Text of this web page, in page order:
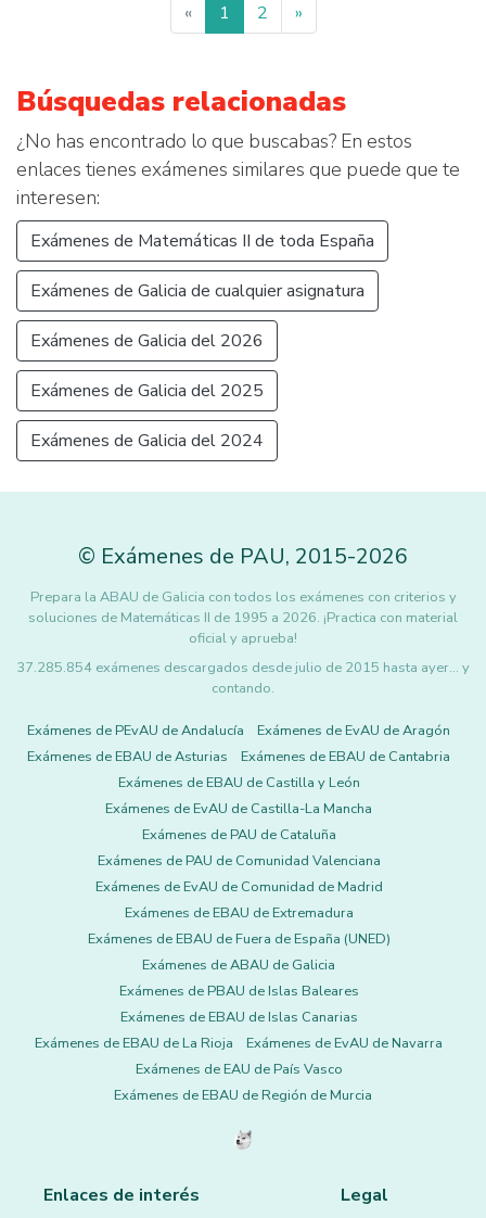
« 1 2 »
Búsquedas relacionadas
¿No has encontrado lo que buscabas? En estos
enlaces tienes exámenes similares que puede que te
interesen:
Exámenes de Matemáticas II de toda España
Exámenes de Galicia de cualquier asignatura
Exámenes de Galicia del 2026
Exámenes de Galicia del 2025
Exámenes de Galicia del 2024
© Exámenes de PAU, 2015-2026
Prepara la ABAU de Galicia con todos los exámenes con criterios y
soluciones de Matemáticas II de 1995 a 2026. ¡Practica con material
oficial y aprueba!
37.285.854 exámenes descargados desde julio de 2015 hasta ayer... y
contando.
Exámenes de PEvAU de Andalucía
Exámenes de EvAU de Aragón
Exámenes de EBAU de Asturias
Exámenes de EBAU de Cantabria
Exámenes de EBAU de Castilla y León
Exámenes de EvAU de Castilla-La Mancha
Exámenes de PAU de Cataluña
Exámenes de PAU de Comunidad Valenciana
Exámenes de EvAU de Comunidad de Madrid
Exámenes de EBAU de Extremadura
Exámenes de EBAU de Fuera de España (UNED)
Exámenes de ABAU de Galicia
Exámenes de PBAU de Islas Baleares
Exámenes de EBAU de Islas Canarias
Exámenes de EBAU de La Rioja
Exámenes de EvAU de Navarra
Exámenes de EAU de País Vasco
Exámenes de EBAU de Región de Murcia
Enlaces de interés Legal